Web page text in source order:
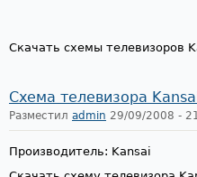
Скачать схемы телевизоров
Схема телевизора
Разместил admin 29/09/2008 -
Производитель: Kansai